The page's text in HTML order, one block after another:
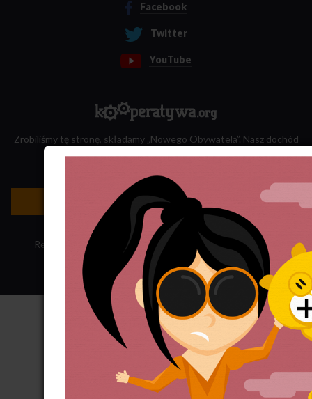
Facebook
Twitter
YouTube
Zrobiliśmy tę stronę, składamy „Nowego Obywatela”. Nasz dochód
Newsletter »
Regulamin sklepu Polityka ciasteczek · Subskrypcja RSS